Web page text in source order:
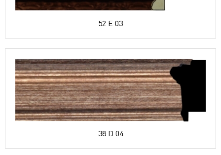
52 E 03
38 D 04